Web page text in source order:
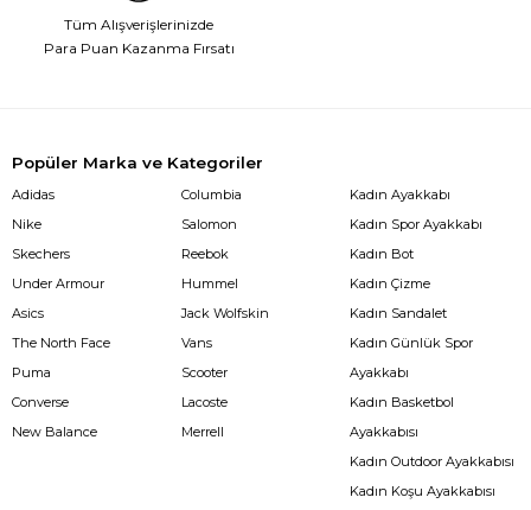
Tüm Alışverişlerinizde
Para Puan Kazanma Fırsatı
Popüler Marka ve Kategoriler
Adidas
Nike
Skechers
Under Armour
Asics
The North Face
Puma
Converse
New Balance
Columbia
Salomon
Reebok
Hummel
Jack Wolfskin
Vans
Scooter
Lacoste
Merrell
Kadın Ayakkabı
Kadın Spor Ayakkabı
Kadın Bot
Kadın Çizme
Kadın Sandalet
Kadın Günlük Spor
Ayakkabı
Kadın Basketbol
Ayakkabısı
Kadın Outdoor Ayakkabısı
Kadın Koşu Ayakkabısı